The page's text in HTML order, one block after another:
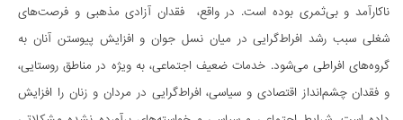
ناکارآمد و بی­ثمری بوده است. در واقع، فقدان آزادی مذهبی و فرصت­های
شغلی سبب رشد افراط­گرایی در میان نسل جوان و افزایش پیوستن آنان به
گروه­های افراطی می­شود. خدمات ضعیف اجتماعی، به ویژه در مناطق روستایی،
و فقدان چشم­انداز اقتصادی و سیاسی، افراط­گرایی در مردان و زنان را افزایش